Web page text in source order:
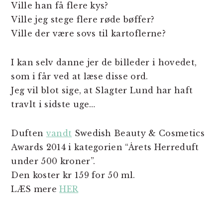
Ville han få flere kys?
Ville jeg stege flere røde bøffer?
Ville der være sovs til kartoflerne?
I kan selv danne jer de billeder i hovedet,
som i får ved at læse disse ord.
Jeg vil blot sige, at Slagter Lund har haft
travlt i sidste uge…
Duftenvandt Swedish Beauty & Cosmetics
Awards 2014 i kategorien “Årets Herreduft
under 500 kroner”.
Den koster kr 159 for 50 ml.
LÆS mereHER